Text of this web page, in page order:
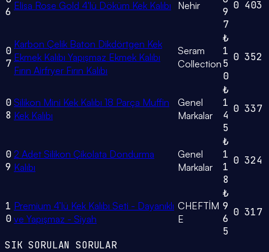
6 Elisa Rose Gold 4'lü Döküm Kek Kalıbı Nehir
9
7
0 403
0
7
Karbon Çelik Baton Dikdörtgen Kek
Ekmek Kalıbı Yapışmaz Ekmek Kalıbı
Fırın Airfryer Fırın Kalıbı
Seram
Collection
₺
1
5
0
0 352
0
8
Silikon Mini Kek Kalıbı 18 Parça Muffin
Kek Kalıbı
Genel
Markalar
₺
1
4
5
0 337
0
9
2 Adet Silikon Çikolata Dondurma
Kalıbı
Genel
Markalar
₺
1
1
8
0 324
1
0
Premium 4’lü Kek Kalıbı Seti - Dayanıklı
ve Yapışmaz - Siyah
CHEFTİM
E
₺
9
6
5
0 317
SIK SORULAN SORULAR